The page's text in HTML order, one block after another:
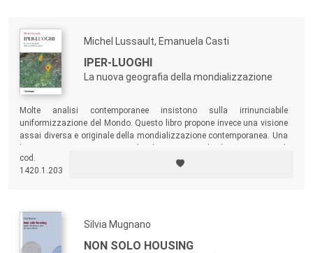
Michel Lussault, Emanuela Casti
IPER-LUOGHI
La nuova geografia della mondializzazione
Molte analisi contemporanee insistono sulla irrinunciabile
uniformizzazione del Mondo. Questo libro propone invece una visione
assai diversa e originale della mondializzazione contemporanea. Una
capire i nuovi scenari delle città e dei territori.
cod.
1420.1.203
Silvia Mugnano
NON SOLO HOUSING